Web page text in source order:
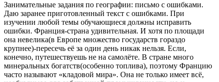
Занимательные задания по географии: письмо с ошибками.
Даю заранее приготовленный текст с ошибками. При
изучении любой темы обучающиеся должны исправить
ошибки. Франция-страна удивительная. И хотя по площади
она невелика(в Европе множество государств гораздо
крупнее)-пересечь её за один день никак нельзя. Если,
конечно, путешествуешь не на самолёте. В стране много
минеральных богатств(особенно топлива), поэтому Францию
часто называют «кладовой мира». Она не только имеет всё,